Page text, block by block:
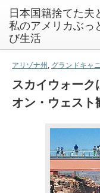
日本国籍捨てた夫
私のアメリカぶっ
び生活
アリゾナ州 , グランドキャ
スカイウォーク
オン・ウェスト